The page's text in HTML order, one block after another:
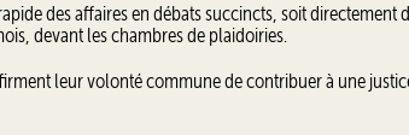
des affaires en débats succincts, soit directement
devant les chambres de plaidoiries.
leur volonté commune de contribuer à une